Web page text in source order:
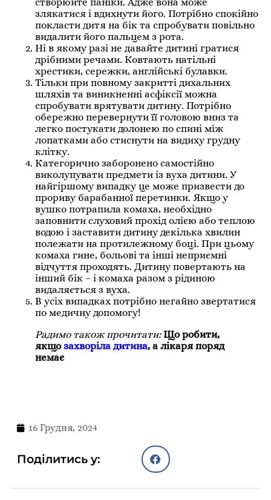
злякатися і вдихнути його. Потрібно спокійно
покласти дитя на бік та спробувати повільно
видалити його пальцем з рота.
Ні в якому разі не давайте дитині гратися
дрібними речами. Ковтають натільні
хрестики, сережки, англійські булавки.
Тільки при повному закритті дихальних
шляхів та виникненні асфіксії можна
спробувати врятувати дитину. Потрібно
обережно перевернути її головою вниз та
легко постукати долонею по спині між
лопатками або стиснути на видиху грудну
клітку.
Категорично заборонено самостійно
виколупувати предмети із вуха дитини. У
найгіршому випадку це може призвести до
прориву барабанної перетинки. Якщо у
вушко потрапила комаха, необхідно
заповнити слуховий прохід олією або теплою
водою і заставити дитину декілька хвилин
полежати на протилежному боці. При цьому
комаха гине, больові та інші неприємні
відчуття проходять. Дитину повертають на
інший бік – і комаха разом з рідиною
видаляється з вуха.
В усіх випадках потрібно негайно звертатися
по медичну допомогу!
Радимо також прочитати: Що робити,
якщозахворіла дитина, а лікаря поряд
немає
16 Грудня, 2024
Поділитись у: